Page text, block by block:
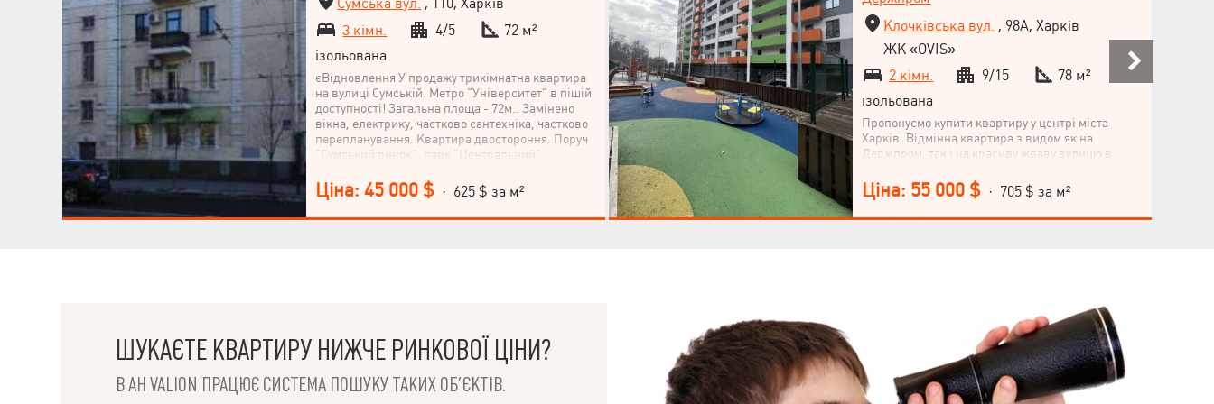
3 кімн.
4/5
72 м²
ізольована
єВідновлення У продажу трикімнатна квартира
на вулиці Сумській. Метро "Університет" в пішій
доступності! Загальна площа - 72м.. Замінено
вікна, електрику, частково сантехніка, частково
перепланування. Квартира двостороння. Поруч
"Сумський ринок", парк "Центральний"
квартиру у центрі міста. Дзвоніть!
Ціна: 45 000 $ · 625 $ за м²
Клочківська вул. , 98А, Харків
ЖК «OVIS»
2 кімн.
9/15
78 м²
ізольована
Пропонуємо купити квартиру у центрі міста
Харків. Відмінна квартира з видом як на
Держпром, так і на красиву жваву вулицю в
поверсі в зданому будинку, Відмінно підійде як
для сім'ї так і для оренди (квартири в центрі
здаються від 600, а також можна розбити на дві
ринку, Квартира для людей хто не уявляє собі
життя в спальному районі, Ціна нижча ніж у
Ціна: 55 000 $ · 705 $ за м²
ШУКАЄТЕ КВАРТИРУ НИЖЧЕ РИНКОВОЇ ЦІНИ?
В АН VALION ПРАЦЮЄ СИСТЕМА ПОШУКУ ТАКИХ ОБ’ЄКТІВ.